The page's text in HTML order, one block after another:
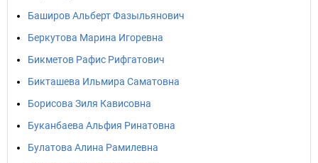
Баширов Альберт Фазыльянович
Беркутова Марина Игоревна
Бикметов Рафис Рифгатович
Бикташева Ильмира Саматовна
Борисова Зиля Кависовна
Буканбаева Альфия Ринатовна
Булатова Алина Рамилевна